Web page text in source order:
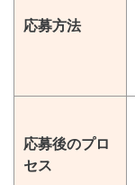
応募方法
応募後のプロ
セス